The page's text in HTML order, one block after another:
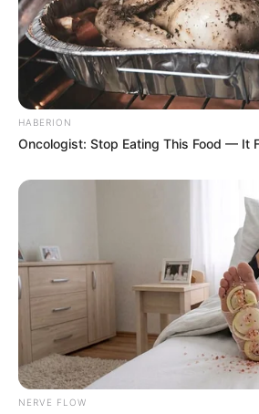
HABERION
Oncologist: Stop Eating This Food — It
NERVE FLOW